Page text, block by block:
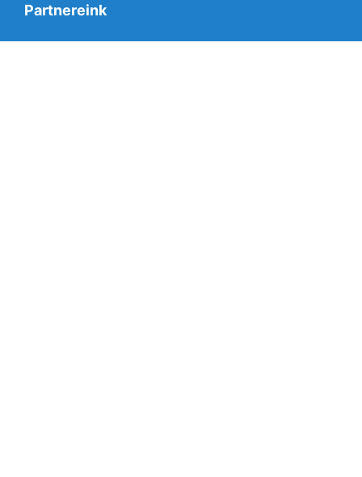
Partnereink